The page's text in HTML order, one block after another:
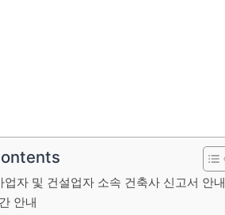
업자 및 건설업자 소속 건축사 신고서 안내
안내